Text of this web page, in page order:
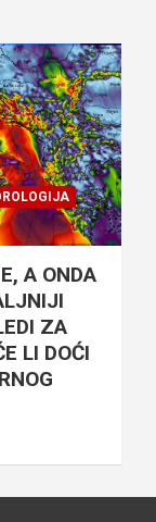
A ONDA
ZA
LI DOĆI